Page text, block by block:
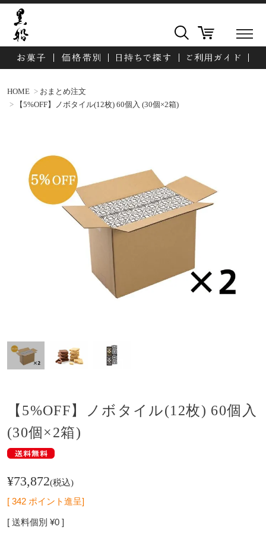
HOME
おまとめ注文
【5%OFF】ノボタイル(12枚) 60個入 (30個×2箱)
【5%OFF】ノボタイル(12枚) 60個入
(30個×2箱)
¥73,872 税込
[ 342 ポイント進呈]
送料個別 ¥0